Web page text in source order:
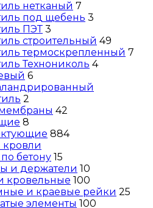
нетканый 7
под щебень 3
ПЭТ 3
строительный 49
термоскрепленный 7
Технониколь 4
6
2
42
8
884
бетону 15
и держатели 10
кровельные 100
и краевые рейки 25
элементы 100